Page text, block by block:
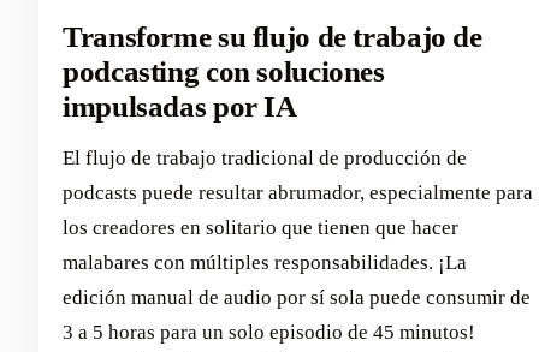
Transforme su flujo de trabajo de
podcasting con soluciones
impulsadas por IA
El flujo de trabajo tradicional de producción de
podcasts puede resultar abrumador, especialmente para
los creadores en solitario que tienen que hacer
malabares con múltiples responsabilidades. ¡La
edición manual de audio por sí sola puede consumir de
3 a 5 horas para un solo episodio de 45 minutos!